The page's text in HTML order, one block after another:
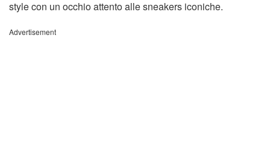
style con un occhio attento alle sneakers iconiche.
Advertisement